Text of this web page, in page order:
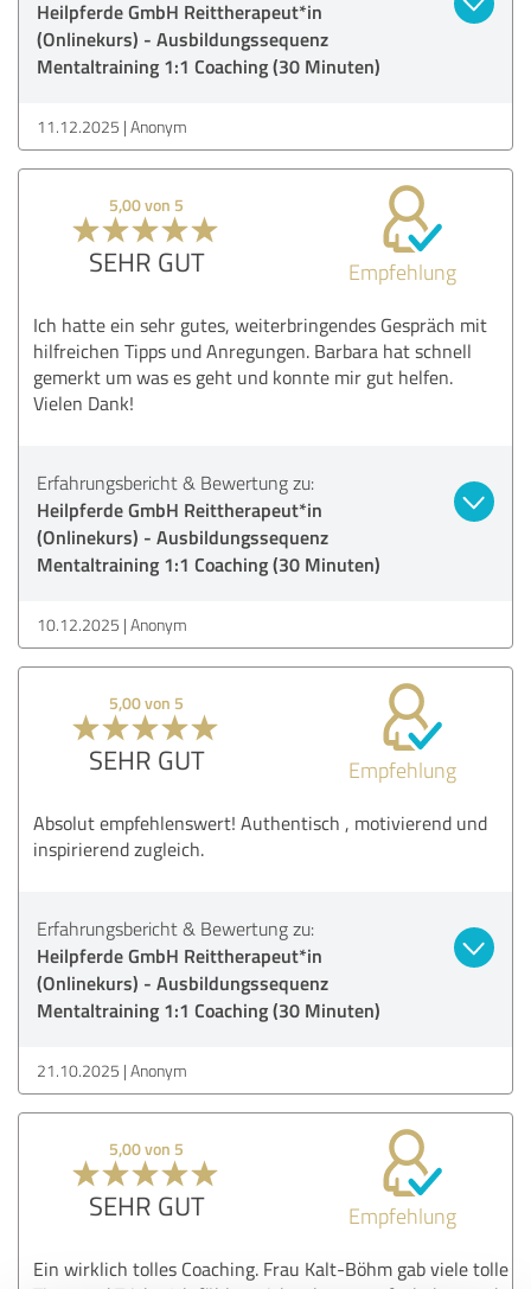
Heilpferde GmbH Reittherapeut*in
(Onlinekurs) - Ausbildungssequenz
Mentaltraining 1:1 Coaching (30 Minuten)
11.12.2025 Anonym
5,00 von 5
SEHR GUT Empfehlung
Ich hatte ein sehr gutes, weiterbringendes Gespräch mit
hilfreichen Tipps und Anregungen. Barbara hat schnell
gemerkt um was es geht und konnte mir gut helfen.
Vielen Dank!
Erfahrungsbericht & Bewertung zu:
Heilpferde GmbH Reittherapeut*in
(Onlinekurs) - Ausbildungssequenz
Mentaltraining 1:1 Coaching (30 Minuten)
10.12.2025 Anonym
5,00 von 5
SEHR GUT Empfehlung
Absolut empfehlenswert! Authentisch , motivierend und
inspirierend zugleich.
Erfahrungsbericht & Bewertung zu:
Heilpferde GmbH Reittherapeut*in
(Onlinekurs) - Ausbildungssequenz
Mentaltraining 1:1 Coaching (30 Minuten)
21.10.2025 Anonym
5,00 von 5
SEHR GUT Empfehlung
Ein wirklich tolles Coaching. Frau Kalt-Böhm gab viele tolle